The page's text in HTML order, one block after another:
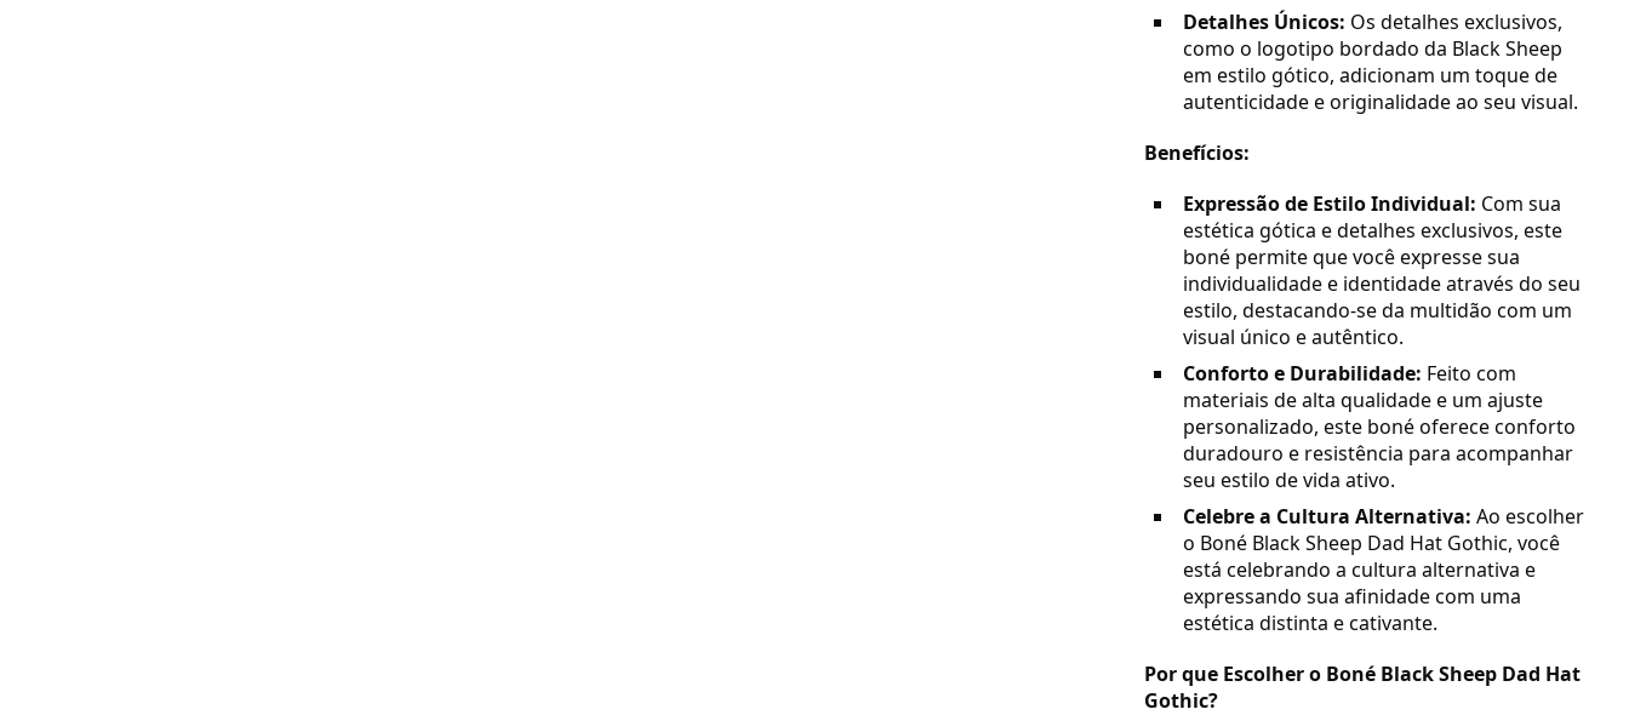
Detalhes Únicos: Os detalhes exclusivos,
como o logotipo bordado da Black Sheep
em estilo gótico, adicionam um toque de
autenticidade e originalidade ao seu visual.
Benefícios:
Expressão de Estilo Individual: Com sua
estética gótica e detalhes exclusivos, este
boné permite que você expresse sua
individualidade e identidade através do seu
estilo, destacando-se da multidão com um
visual único e autêntico.
Conforto e Durabilidade: Feito com
materiais de alta qualidade e um ajuste
personalizado, este boné oferece conforto
duradouro e resistência para acompanhar
seu estilo de vida ativo.
Celebre a Cultura Alternativa: Ao escolher
o Boné Black Sheep Dad Hat Gothic, você
está celebrando a cultura alternativa e
expressando sua afinidade com uma
estética distinta e cativante.
Por que Escolher o Boné Black Sheep Dad Hat
Gothic?